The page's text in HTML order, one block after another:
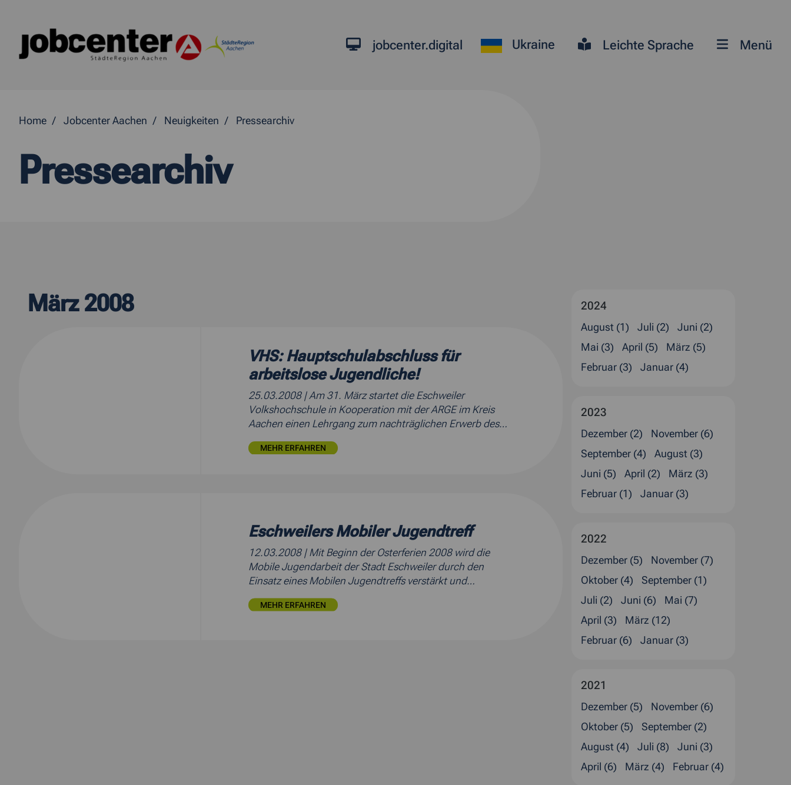
jobcenter.digital Ukraine Leichte Sprache Menü
Home Jobcenter Aachen Neuigkeiten Pressearchiv
Pressearchiv
März 2008
VHS: Hauptschulabschluss für
arbeitslose Jugendliche!
25.03.2008 | Am 31. März startet die Eschweiler
Volkshochschule in Kooperation mit der ARGE im Kreis
Aachen einen Lehrgang zum nachträglichen Erwerb des…
MEHR ERFAHREN
Eschweilers Mobiler Jugendtreff
12.03.2008 | Mit Beginn der Osterferien 2008 wird die
Mobile Jugendarbeit der Stadt Eschweiler durch den
Einsatz eines Mobilen Jugendtreffs verstärkt und…
MEHR ERFAHREN
2024
August (1) Juli (2)
Juni (2)
Mai (3)
April (5)
März (5)
Februar (3)
Januar (4)
2023
Dezember (2)
November (6)
September (4)
August (3)
Juni (5)
April (2)
März (3)
Februar (1)
Januar (3)
2022
Dezember (5)
November (7)
Oktober (4)
September (1)
Juli (2)
Juni (6)
Mai (7)
April (3)
März (12)
Februar (6)
Januar (3)
2021
Dezember (5)
November (6)
Oktober (5)
September (2)
August (4)
Juli (8)
Juni (3)
April (6)
März (4) Februar (4)